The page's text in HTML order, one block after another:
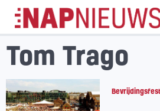
Skip
naar
inhoud
Tom Trago